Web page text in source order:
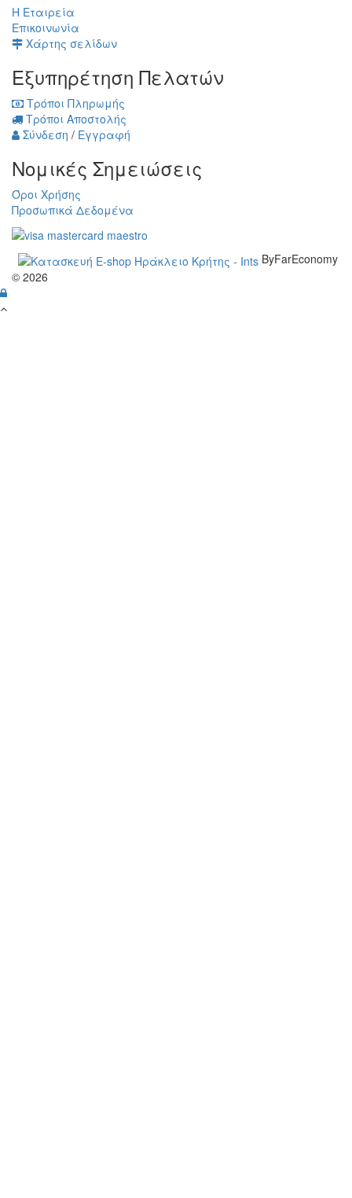
Η Εταιρεία
Επικοινωνία
Χάρτης σελίδων
Εξυπηρέτηση Πελατών
Τρόποι Πληρωμής
Τρόποι Αποστολής
Σύνδεση / Εγγραφή
Νομικές Σημειώσεις
Όροι Χρήσης
Προσωπικά Δεδομένα
ByFarEconomy
© 2026